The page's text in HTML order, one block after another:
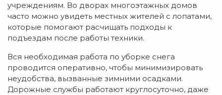
учреждениям. Во дворах многоэтажных домов
часто можно увидеть местных жителей с лопатами,
которые помогают расчищать подходы к
подъездам после работы техники.
Вся необходимая работа по уборке снега
проводится оперативно, чтобы минимизировать
неудобства, вызванные зимними осадками.
Дорожные службы работают круглосуточно, даже